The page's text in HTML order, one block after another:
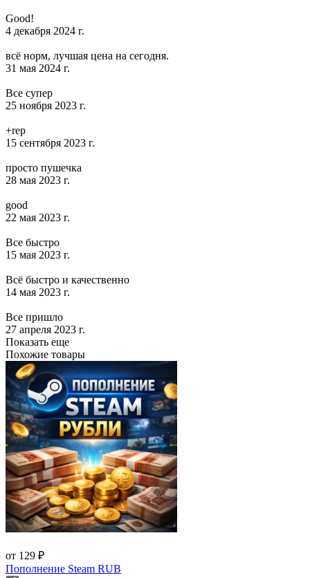
Good!
4 декабря 2024 г.
всё норм, лучшая цена на сегодня.
31 мая 2024 г.
Все супер
25 ноября 2023 г.
+rep
15 сентября 2023 г.
просто пушечка
28 мая 2023 г.
good
22 мая 2023 г.
Все быстро
15 мая 2023 г.
Всё быстро и качественно
14 мая 2023 г.
Все пришло
27 апреля 2023 г.
Показать еще
Похожие товары
от 129 ₽
Пополнение Steam RUB